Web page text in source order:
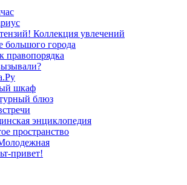
Коллекция увлечений
большого города
правопорядка
шкаф
блюз
энциклопедия
пространство
привет!